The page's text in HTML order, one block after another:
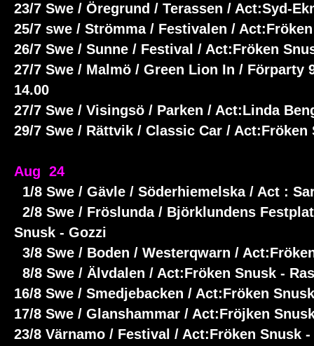
23/7 Swe / Öregrund / Terassen / Act:Syd-
25/7 swe / Strömma / Festivalen /
26/7 Swe / Sunne / Festival / Act:Fröken
27/7 Swe / Malmö / Green Lion In / Förparty
14.00
27/7 Swe / Visingsö / Parken / Act:Linda
29/7 Swe / Rättvik / Classic Car /
Aug 24
1/8 Swe / Gävle / Söderhiemelska / Act :
2/8 Swe / Fröslunda / Björklundens
Snusk - Gozzi
3/8 Swe / Boden / Westerqwarn /
8/8 Swe / Älvdalen / Act:Fröken Snusk -
16/8 Swe / Smedjebacken / Act:Fröken
17/8 Swe / Glanshammar / Act:Fröjken
23/8 Värnamo / Festival / Act:Fröken Snusk